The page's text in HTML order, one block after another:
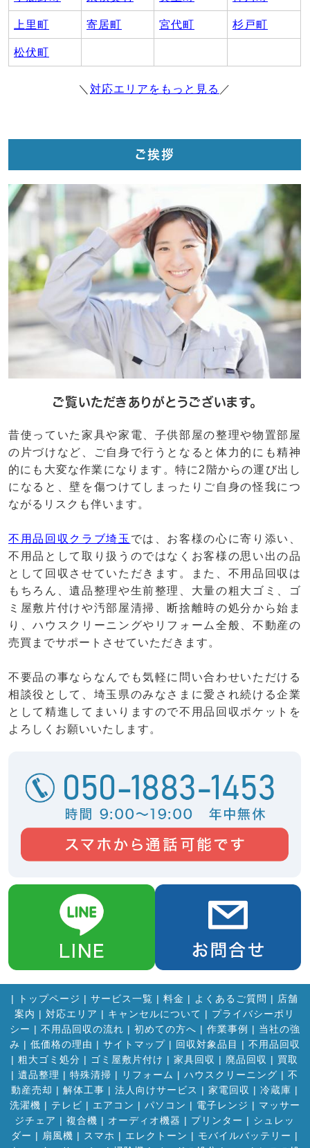
上里町 寄居町 宮代町 杉戸町
松伏町
＼ 対応エリアをもっと見る ／
ご挨拶
ご覧いただきありがとうございます。
昔使っていた家具や家電、子供部屋の整理や物置部屋
の片づけなど、ご自身で行うとなると体力的にも精神
的にも大変な作業になります。特に2階からの運び出し
になると、壁を傷つけてしまったりご自身の怪我につ
ながるリスクも伴います。
不用品回収クラブ埼玉 では、お客様の心に寄り添い、
不用品として取り扱うのではなくお客様の思い出の品
として回収させていただきます。また、不用品回収は
もちろん、遺品整理や生前整理、大量の粗大ゴミ、ゴ
ミ屋敷片付けや汚部屋清掃、断捨離時の処分から始ま
り、ハウスクリーニングやリフォーム全般、不動産の
売買までサポートさせていただきます。
不要品の事ならなんでも気軽に問い合わせいただける
相談役として、埼玉県のみなさまに愛され続ける企業
として精進してまいりますので不用品回収ポケットを
よろしくお願いいたします。
| トップページ | サービス一覧 | 料金 | よくあるご質問 | 店舗
案内 | 対応エリア | キャンセルについて | プライバシーポリ
シー | 不用品回収の流れ | 初めての方へ | 作業事例 | 当社の強
み | 低価格の理由 | サイトマップ| 回収対象品目 | 不用品回収
| 粗大ゴミ処分 | ゴミ屋敷片付け | 家具回収 | 廃品回収 | 買取
| 遺品整理 | 特殊清掃 | リフォーム | ハウスクリーニング | 不
動産売却 | 解体工事 | 法人向けサービス | 家電回収 | 冷蔵庫 |
洗濯機 | テレビ | エアコン | パソコン | 電子レンジ | マッサー
ジチェア | 複合機 | オーディオ機器 | プリンター | シュレッ
ダー | 扇風機 | スマホ | エレクトーン | モバイルバッテリー |